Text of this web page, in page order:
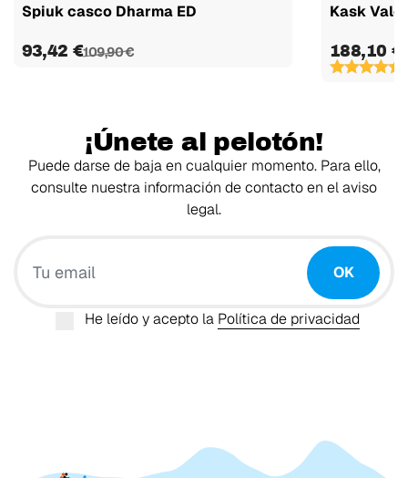
Spiuk casco Dharma ED
93,42 €109,90 €
Kask
188,10 €
¡Únete al pelotón!
Puede darse de baja en cualquier momento. Para ello,
consulte nuestra información de contacto en el aviso
legal.
OK
He leído y acepto la Política de privacidad